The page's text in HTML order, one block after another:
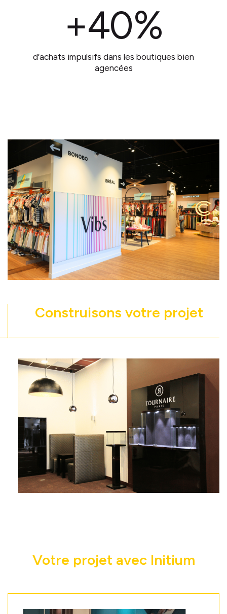
+40%
d’achats impulsifs dans les boutiques bien
agencées
Construisons votre projet
Votre projet avec Initium